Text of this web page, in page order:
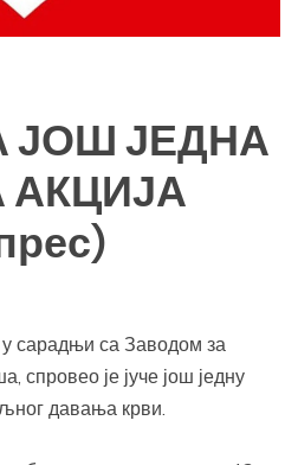
ЈЕДНА
сарадњи са Заводом за
спровео је јуче још једну
давања крви.